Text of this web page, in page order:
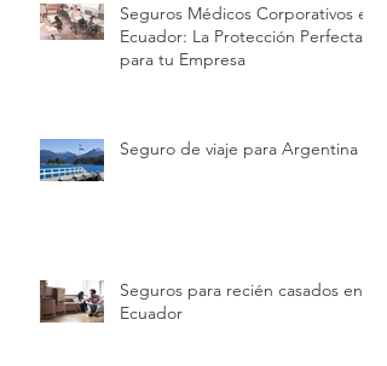
Seguros Médicos Corporativos en
Ecuador: La Protección Perfecta
para tu Empresa
Seguro de viaje para Argentina
Seguros para recién casados en
Ecuador